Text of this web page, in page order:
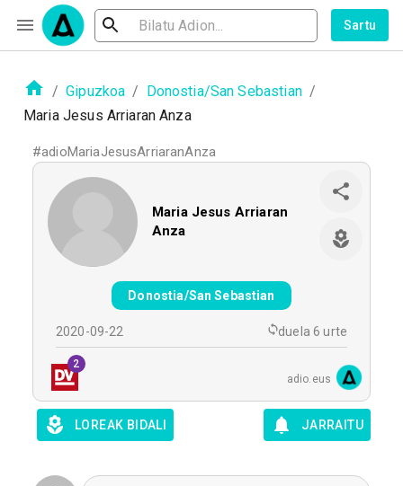
Sartu
/ Gipuzkoa / Donostia/San Sebastian /
Maria Jesus Arriaran Anza
#adioMariaJesusArriaranAnza
Maria Jesus Arriaran
Anza
Donostia/San Sebastian
2020-09-22 duela 6 urte
2
adio.eus
LOREAK BIDALI JARRAITU